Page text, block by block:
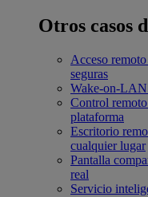
Otros casos
Acceso remoto
seguras
Wake-on-LAN
Control remoto
plataforma
Escritorio
cualquier lugar
Pantalla
real
Servicio